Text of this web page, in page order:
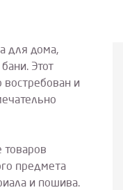
для дома,
Этот
востребован и
товаров
предмета
и пошива.